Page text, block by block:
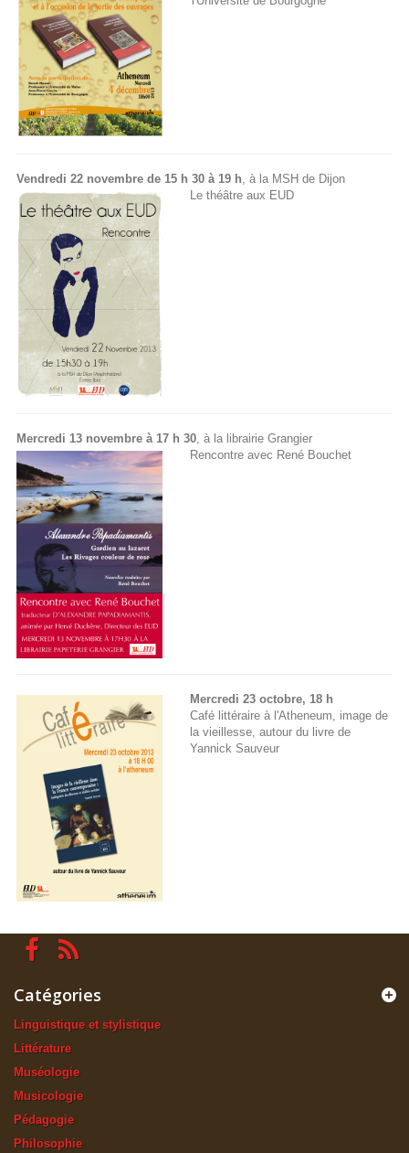
Vendredi 22 novembre de 15 h 30 à 19 h , à la MSH de Dijon
Le théâtre aux EUD
Mercredi 13 novembre à 17 h 30, à la librairie Grangier
Rencontre avec René Bouchet
Mercredi 23 octobre, 18 h
Café littéraire à l'Atheneum, image de
la vieillesse, autour du livre de
Yannick Sauveur
Catégories
Linguistique et stylistique
Littérature
Muséologie
Musicologie
Pédagogie
Philosophie